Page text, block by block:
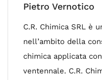
Pietro Vernotico
C.R. Chimica SRL è
nell’ambito della
chimica applicata
ventennale. C.R.